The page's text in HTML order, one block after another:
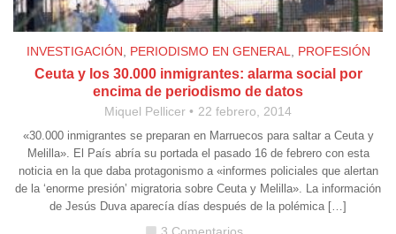
INVESTIGACIÓN, PERIODISMO EN GENERAL, PROFESIÓN
Ceuta y los 30.000 inmigrantes: alarma social por
encima de periodismo de datos
Miquel Pellicer 22 febrero, 2014
«30.000 inmigrantes se preparan en Marruecos para saltar a Ceuta y
Melilla». El País abría su portada el pasado 16 de febrero con esta
noticia en la que daba protagonismo a «informes policiales que alertan
de la ‘enorme presión’ migratoria sobre Ceuta y Melilla». La información
de Jesús Duva aparecía días después de la polémica […]